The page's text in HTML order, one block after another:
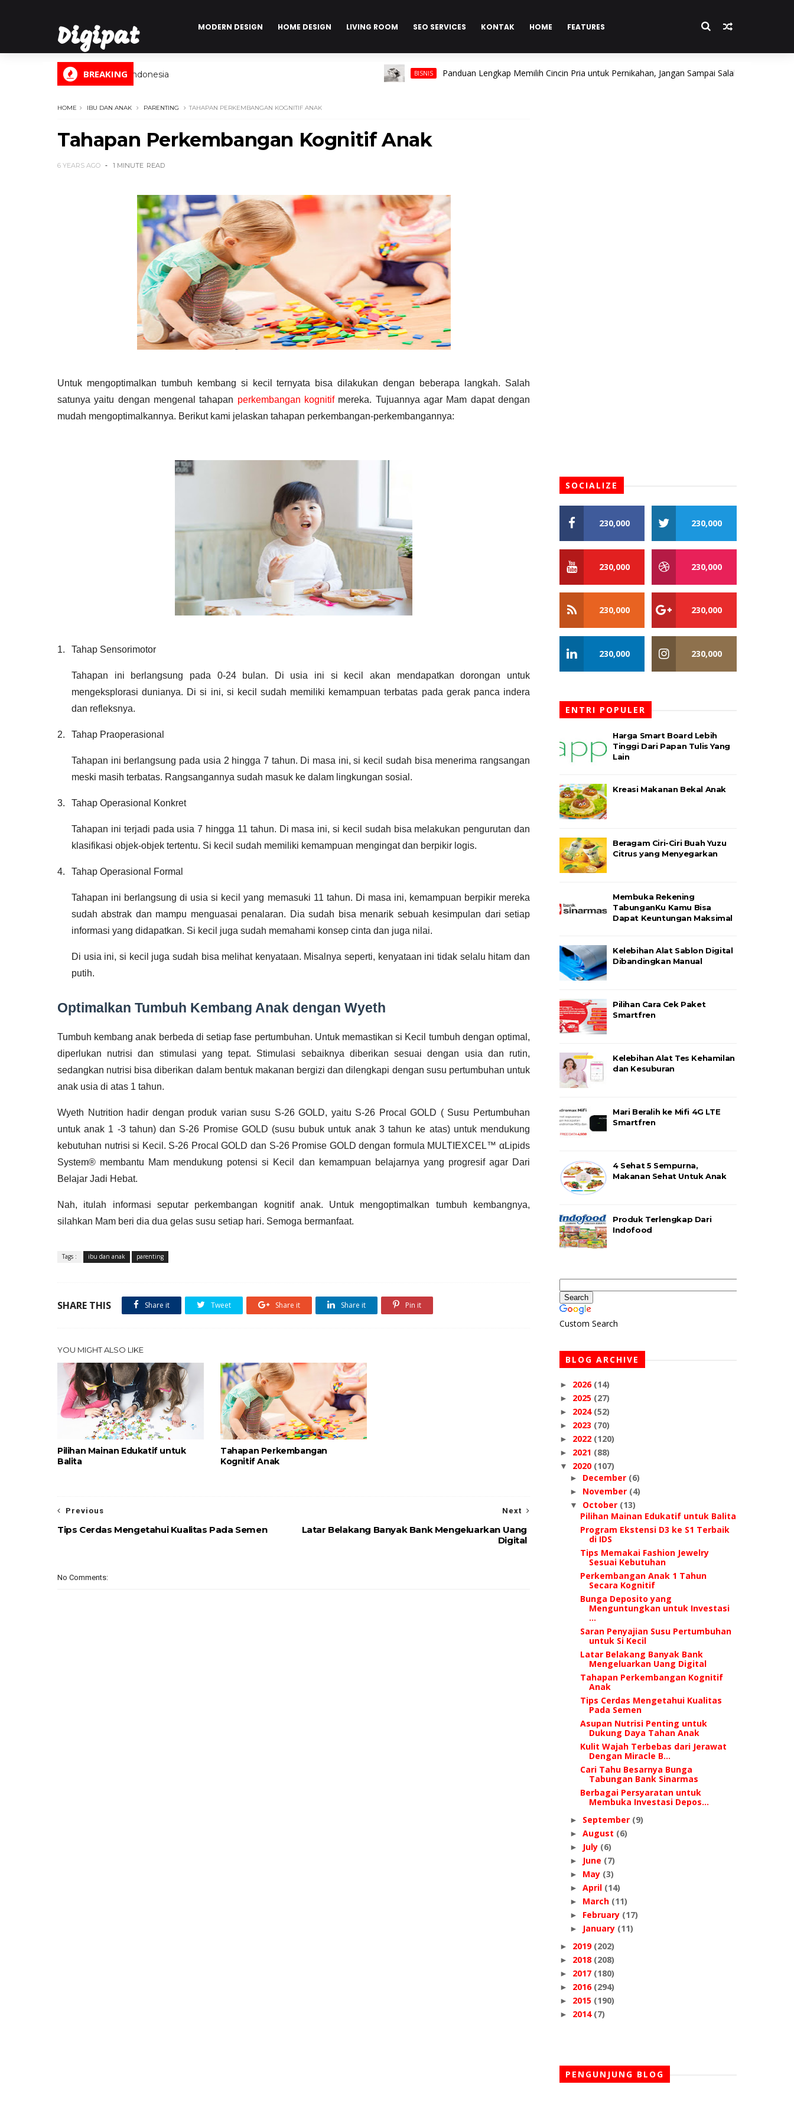
Digipat
Digital Informasi Indonesia
MODERN DESIGN HOME DESIGN LIVING ROOM SEO SERVICES KONTAK HOME FEATURES
BREAKING BISNIS Panduan Lengkap Memilih Cincin Pria untuk Pernikahan, Jangan Sampai Salah Beli!
HOME IBU DAN ANAK PARENTING TAHAPAN PERKEMBANGAN KOGNITIF ANAK
Tahapan Perkembangan Kognitif Anak
6 YEARS AGO 1 MINUTE READ
Untuk mengoptimalkan tumbuh kembang si kecil ternyata bisa dilakukan dengan beberapa langkah. Salah
satunya yaitu dengan mengenal tahapan perkembangan kognitif mereka. Tujuannya agar Mam dapat dengan
mudah mengoptimalkannya. Berikut kami jelaskan tahapan perkembangan-perkembangannya:
1. Tahap Sensorimotor
Tahapan ini berlangsung pada 0-24 bulan. Di usia ini si kecil akan mendapatkan dorongan untuk
mengeksplorasi dunianya. Di si ini, si kecil sudah memiliki kemampuan terbatas pada gerak panca indera
dan refleksnya.
2. Tahap Praoperasional
Tahapan ini berlangsung pada usia 2 hingga 7 tahun. Di masa ini, si kecil sudah bisa menerima rangsangan
meski masih terbatas. Rangsangannya sudah masuk ke dalam lingkungan sosial.
3. Tahap Operasional Konkret
Tahapan ini terjadi pada usia 7 hingga 11 tahun. Di masa ini, si kecil sudah bisa melakukan pengurutan dan
klasifikasi objek-objek tertentu. Si kecil sudah memiliki kemampuan mengingat dan berpikir logis.
4. Tahap Operasional Formal
Tahapan ini berlangsung di usia si kecil yang memasuki 11 tahun. Di masa ini, kemampuan berpikir mereka
sudah abstrak dan mampu menguasai penalaran. Dia sudah bisa menarik sebuah kesimpulan dari setiap
informasi yang didapatkan. Si kecil juga sudah memahami konsep cinta dan juga nilai.
Di usia ini, si kecil juga sudah bisa melihat kenyataan. Misalnya seperti, kenyataan ini tidak selalu hitam dan
putih.
Optimalkan Tumbuh Kembang Anak dengan Wyeth
Tumbuh kembang anak berbeda di setiap fase pertumbuhan. Untuk memastikan si Kecil tumbuh dengan optimal,
diperlukan nutrisi dan stimulasi yang tepat. Stimulasi sebaiknya diberikan sesuai dengan usia dan rutin,
sedangkan nutrisi bisa diberikan dalam bentuk makanan bergizi dan dilengkapi dengan susu pertumbuhan untuk
anak usia di atas 1 tahun.
Wyeth Nutrition hadir dengan produk varian susu S-26 GOLD, yaitu S-26 Procal GOLD ( Susu Pertumbuhan
untuk anak 1 -3 tahun) dan S-26 Promise GOLD (susu bubuk untuk anak 3 tahun ke atas) untuk mendukung
kebutuhan nutrisi si Kecil. S-26 Procal GOLD dan S-26 Promise GOLD dengan formula MULTIEXCEL™ αLipids
System® membantu Mam mendukung potensi si Kecil dan kemampuan belajarnya yang progresif agar Dari
Belajar Jadi Hebat.
Nah, itulah informasi seputar perkembangan kognitif
anak. Untuk mengoptimalkan tumbuh kembangnya,
silahkan Mam beri dia dua gelas susu setiap hari. Semoga bermanfaat.
Tags : ibu dan anak parenting
SHARE THIS Share it Tweet Share it Share it Pin it
YOU MIGHT ALSO LIKE
Pilihan Mainan Edukatif untuk
Balita
Tahapan Perkembangan
Kognitif Anak
Next
Latar Belakang Banyak Bank Mengeluarkan Uang
Digital
Previous
Tips Cerdas Mengetahui Kualitas Pada Semen
No Comments:
SOCIALIZE
230,000 230,000
230,000 230,000
230,000 230,000
230,000 230,000
ENTRI POPULER
Harga Smart Board Lebih
Tinggi Dari Papan Tulis Yang
Lain
Kreasi Makanan Bekal Anak
Beragam Ciri-Ciri Buah Yuzu
Citrus yang Menyegarkan
Membuka Rekening
TabunganKu Kamu Bisa
Dapat Keuntungan Maksimal
Kelebihan Alat Sablon Digital
Dibandingkan Manual
Pilihan Cara Cek Paket
Smartfren
Kelebihan Alat Tes Kehamilan
dan Kesuburan
Mari Beralih ke Mifi 4G LTE
Smartfren
4 Sehat 5 Sempurna,
Makanan Sehat Untuk Anak
Produk Terlengkap Dari
Indofood
Custom Search
BLOG ARCHIVE
► 2026 (14)
► 2025 (27)
► 2024 (52)
► 2023 (70)
► 2022 (120)
► 2021 (88)
▼ 2020 (107)
► December (6)
► November (4)
▼ October (13)
Pilihan Mainan Edukatif untuk Balita
Program Ekstensi D3 ke S1 Terbaik
di IDS
Tips Memakai Fashion Jewelry
Sesuai Kebutuhan
Perkembangan Anak 1 Tahun
Secara Kognitif
Bunga Deposito yang
Menguntungkan untuk Investasi
...
Saran Penyajian Susu Pertumbuhan
untuk Si Kecil
Latar Belakang Banyak Bank
Mengeluarkan Uang Digital
Tahapan Perkembangan Kognitif
Anak
Tips Cerdas Mengetahui Kualitas
Pada Semen
Asupan Nutrisi Penting untuk
Dukung Daya Tahan Anak
Kulit Wajah Terbebas dari Jerawat
Dengan Miracle B...
Cari Tahu Besarnya Bunga
Tabungan Bank Sinarmas
Berbagai Persyaratan untuk
Membuka Investasi Depos...
► September (9)
► August (6)
► July (6)
► June (7)
► May (3)
► April (14)
► March (11)
► February (17)
► January (11)
► 2019 (202)
► 2018 (208)
► 2017 (180)
► 2016 (294)
► 2015 (190)
► 2014 (7)
PENGUNJUNG BLOG